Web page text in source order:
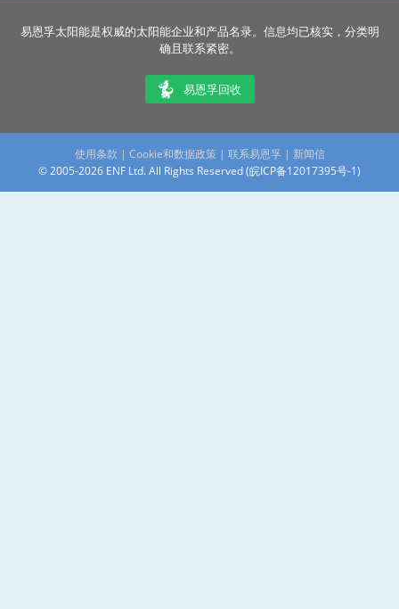
易恩孚太阳能是权威的太阳能企业和产品名录。信息均已核实，分类明
确且联系紧密。
易恩孚回收
使用条款 | Cookie和数据政策| 联系易恩孚 | 新闻信
© 2005-2026 ENF Ltd. All Rights Reserved (皖ICP备12017395号-1)